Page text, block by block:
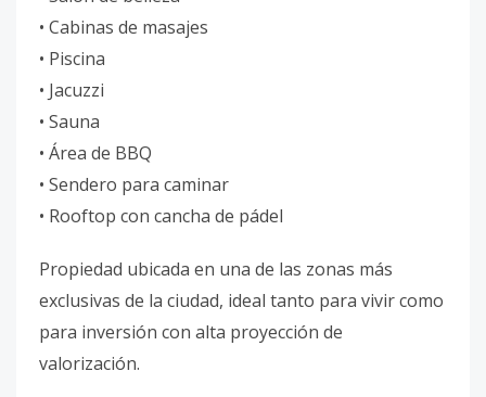
• Cabinas de masajes
• Piscina
• Jacuzzi
• Sauna
• Área de BBQ
• Sendero para caminar
• Rooftop con cancha de pádel
Propiedad ubicada en una de las zonas más
exclusivas de la ciudad, ideal tanto para vivir como
para inversión con alta proyección de
valorización.